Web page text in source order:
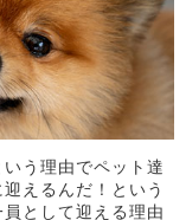
う理由でペット達
えるんだ！という
として迎える理由